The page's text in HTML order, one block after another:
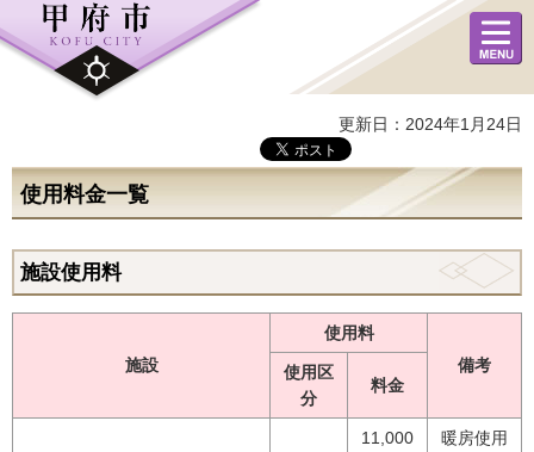
メニュ
ー
更新日：2024年1月24日
使用料金一覧
施設使用料
施設
使用料
備考
使用区
分
料金
11,000
暖房使用